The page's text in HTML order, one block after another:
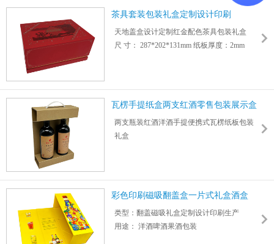
茶具套装包装礼盒定制设计印刷
天地盖盒设计定制红金配色茶具包装礼盒
尺 寸： 287*202*131mm 纸板厚度：2mm
瓦楞手提纸盒两支红酒零售包装展示盒
两支瓶装红酒洋酒手提便携式瓦楞纸板包装
礼盒
彩色印刷磁吸翻盖盒一片式礼盒酒盒
类型：翻盖磁吸礼盒定制设计印刷生产
用途： 洋酒啤酒果酒包装